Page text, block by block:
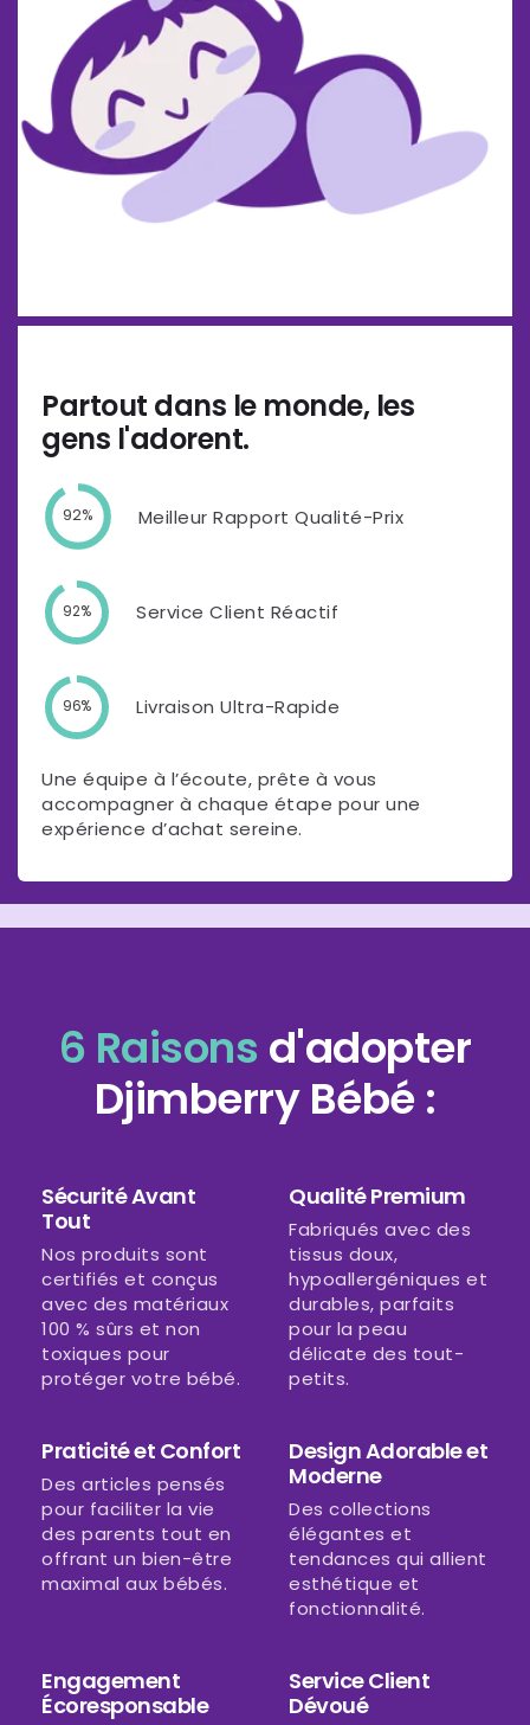
Partout dans le monde, les
gens l'adorent.
92% Meilleur Rapport Qualité-Prix
92% Service Client Réactif
96% Livraison Ultra-Rapide
Une équipe à l’écoute, prête à vous
accompagner à chaque étape pour une
expérience d’achat sereine.
6 Raisons d'adopter
Djimberry Bébé :
Sécurité Avant
Tout
Nos produits sont
certifiés et conçus
avec des matériaux
100 % sûrs et non
toxiques pour
protéger votre bébé.
Qualité Premium
Fabriqués avec des
tissus doux,
hypoallergéniques et
durables, parfaits
pour la peau
délicate des tout-
petits.
Praticité et Confort
Des articles pensés
pour faciliter la vie
des parents tout en
offrant un bien-être
maximal aux bébés.
Design Adorable et
Moderne
Des collections
élégantes et
tendances qui allient
esthétique et
fonctionnalité.
Engagement
Écoresponsable
Service Client
Dévoué